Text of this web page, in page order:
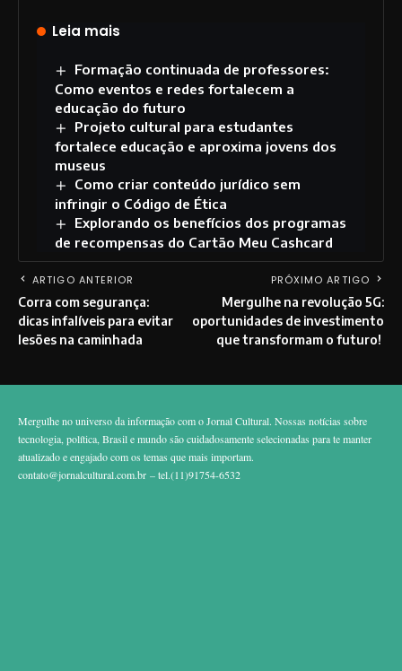
Leia mais
Formação continuada de professores:
Como eventos e redes fortalecem a
educação do futuro
Projeto cultural para estudantes
fortalece educação e aproxima jovens dos
museus
Como criar conteúdo jurídico sem
infringir o Código de Ética
Explorando os benefícios dos programas
de recompensas do Cartão Meu Cashcard
ARTIGO ANTERIOR
Corra com segurança:
dicas infalíveis para evitar
lesões na caminhada
PRÓXIMO ARTIGO
Mergulhe na revolução 5G:
oportunidades de investimento
que transformam o futuro!
Mergulhe no universo da informação com o Jornal Cultural. Nossas notícias sobre
tecnologia, política, Brasil e mundo são cuidadosamente selecionadas para te manter
atualizado e engajado com os temas que mais importam.
contato@jornalcultural.com.br – tel.(11)91754-6532